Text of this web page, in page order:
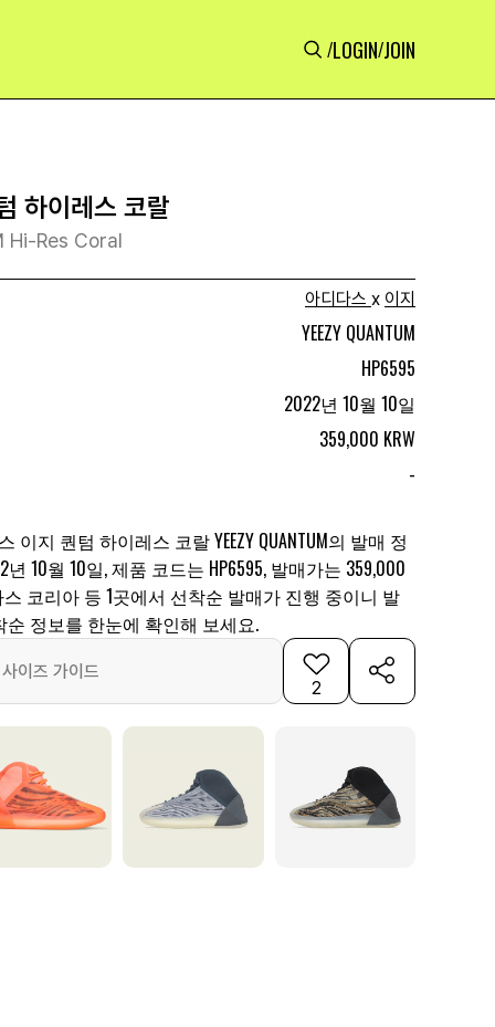
/LOGIN/JOIN
하이레스 코랄
Hi-Res Coral
아디다스 x 이지
YEEZY QUANTUM
HP6595
2022년 10월 10일
359,000 KRW
-
지 퀀텀 하이레스 코랄 YEEZY QUANTUM의 발매 정
10월 10일, 제품 코드는 HP6595, 발매가는 359,000
스 코리아 등 1곳에서 선착순 발매가 진행 중이니 발
순 정보를 한눈에 확인해 보세요.
사이즈 가이드
2